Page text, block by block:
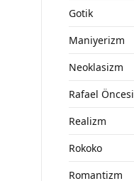
Gotik
Maniyerizm
Neoklasizm
Rafael Öncesi
Realizm
Rokoko
Romantizm